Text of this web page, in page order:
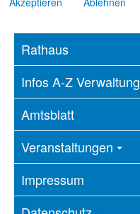
Rathaus
Infos A-Z Verwaltung
Amtsblatt
Veranstaltungen
Impressum